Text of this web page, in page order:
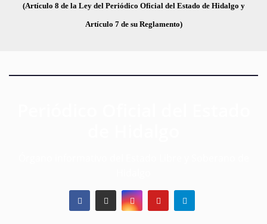
(Artículo 8 de la Ley del Periódico Oficial del Estado de Hidalgo y
Artículo 7 de su Reglamento)